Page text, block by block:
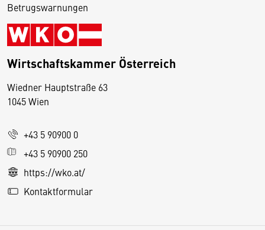
Betrugswarnungen
Wirtschaftskammer Österreich
Wiedner Hauptstraße 63
1045 Wien
+43 5 90900 0
+43 5 90900 250
https://wko.at/
Kontaktformular
D
s
e
S
e